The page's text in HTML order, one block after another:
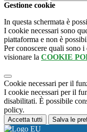
Gestione cookie
In questa schermata è
I cookie necessari sono
piattaforma e non è
Per conoscere quali sono
visionare la COOKIE
Cookie necessari per il
I cookie necessari per il
disabilitati. È possibile
policy.
Accetta tutti Salva le